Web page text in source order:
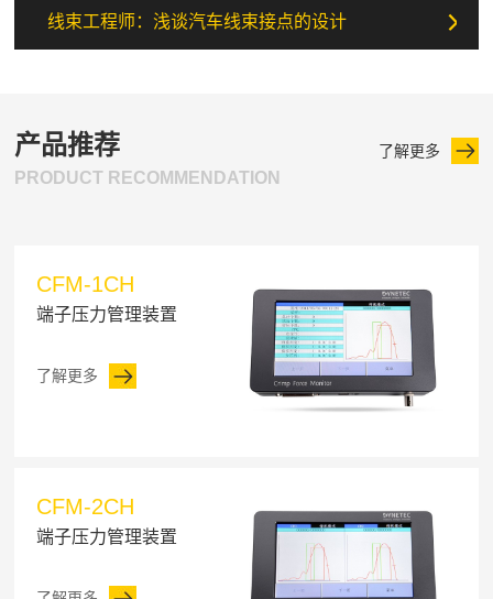
线束工程师：浅谈汽车线束接点的设计
产品推荐
PRODUCT RECOMMENDATION
了解更多
CFM-1CH
端子压力管理装置
了解更多
CFM-2CH
端子压力管理装置